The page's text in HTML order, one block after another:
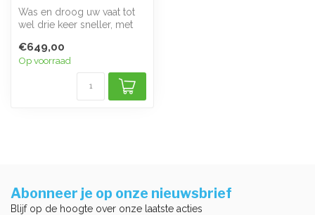
Was en droog uw vaat tot
wel drie keer sneller, met
result...
€649,00
Op voorraad
Abonneer je op onze nieuwsbrief
Blijf op de hoogte over onze laatste acties